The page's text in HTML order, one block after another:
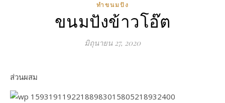
ทำขนมปัง
ขนมปังข้าวโอ๊ต
มิถุนายน 27, 2020
ส่วนผสม